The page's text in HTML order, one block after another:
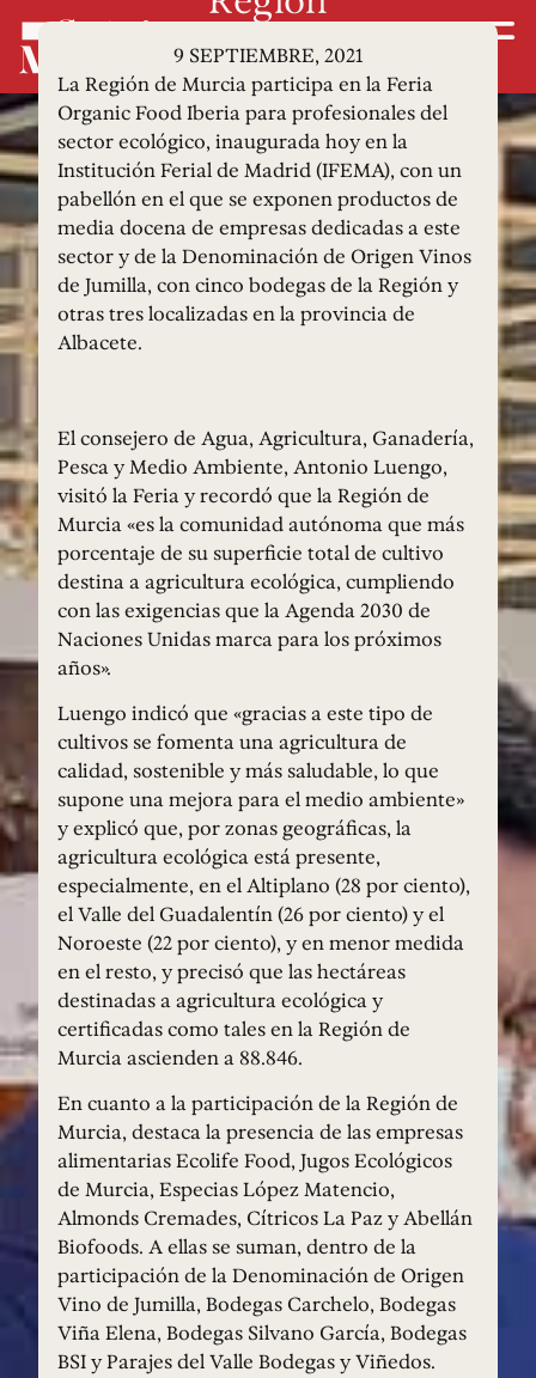
9 SEPTIEMBRE, 2021
La Región de Murcia participa en la Feria
Organic Food Iberia para profesionales del
sector ecológico, inaugurada hoy en la
Institución Ferial de Madrid (IFEMA), con un
pabellón en el que se exponen productos de
media docena de empresas dedicadas a este
sector y de la Denominación de Origen Vinos
de Jumilla, con cinco bodegas de la Región y
otras tres localizadas en la provincia de
Albacete.
El consejero de Agua, Agricultura, Ganadería,
Pesca y Medio Ambiente, Antonio Luengo,
visitó la Feria y recordó que la Región de
Murcia «es la comunidad autónoma que más
porcentaje de su superficie total de cultivo
destina a agricultura ecológica, cumpliendo
con las exigencias que la Agenda 2030 de
Naciones Unidas marca para los próximos
años».
Luengo indicó que «gracias a este tipo de
cultivos se fomenta una agricultura de
calidad, sostenible y más saludable, lo que
supone una mejora para el medio ambiente»
y explicó que, por zonas geográficas, la
agricultura ecológica está presente,
especialmente, en el Altiplano (28 por ciento),
el Valle del Guadalentín (26 por ciento) y el
Noroeste (22 por ciento), y en menor medida
en el resto, y precisó que las hectáreas
destinadas a agricultura ecológica y
certificadas como tales en la Región de
Murcia ascienden a 88.846.
En cuanto a la participación de la Región de
Murcia, destaca la presencia de las empresas
alimentarias Ecolife Food, Jugos Ecológicos
de Murcia, Especias López Matencio,
Almonds Cremades, Cítricos La Paz y Abellán
Biofoods. A ellas se suman, dentro de la
participación de la Denominación de Origen
Vino de Jumilla, Bodegas Carchelo, Bodegas
Viña Elena, Bodegas Silvano García, Bodegas
BSI y Parajes del Valle Bodegas y Viñedos.